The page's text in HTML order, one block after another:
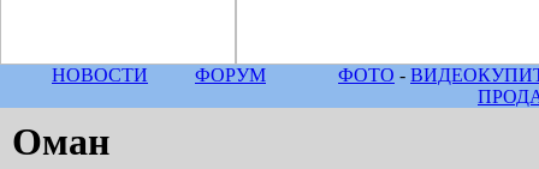
НОВОСТИ ФОРУМ ФОТО - ВИДЕО
Оман